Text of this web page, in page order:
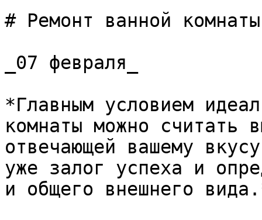
# Ремонт ванной
_07 февраля_
*Главным условием
комнаты можно считать
отвечающей вашему
уже залог успеха и
и общего внешнего